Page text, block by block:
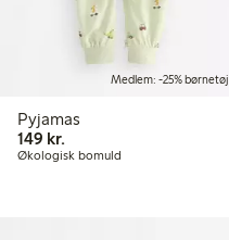
Medlem: -25% børnetøj
Pyjamas
149 kr.
Økologisk bomuld